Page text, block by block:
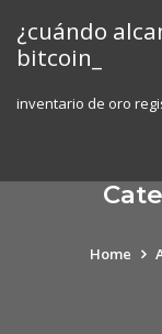
content
¿cuándo
bitcoin_
inventario de oro
Home